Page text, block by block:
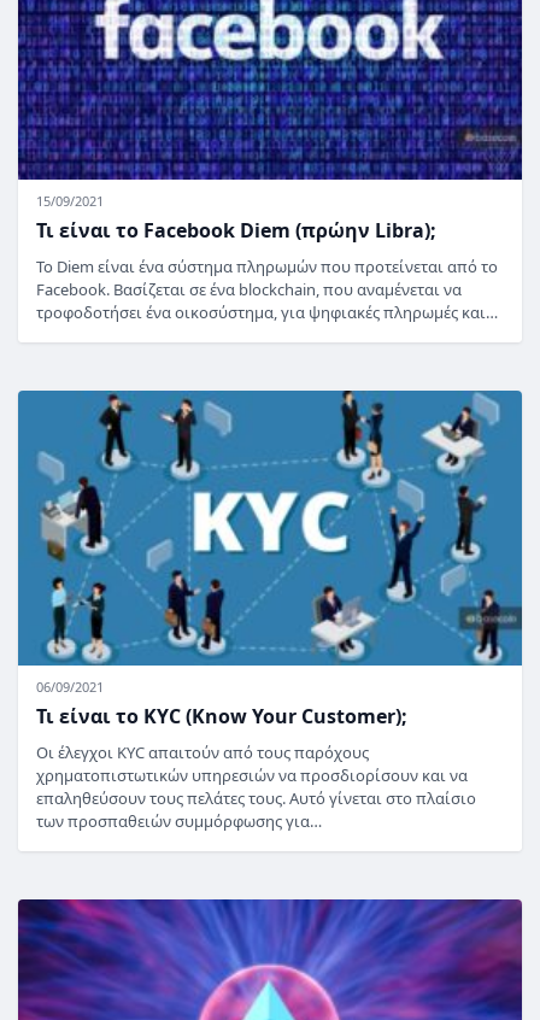
15/09/2021
Τι είναι το Facebook Diem (πρώην Libra);
Το Diem είναι ένα σύστημα πληρωμών που προτείνεται από το
Facebook. Βασίζεται σε ένα blockchain, που αναμένεται να
τροφοδοτήσει ένα οικοσύστημα, για ψηφιακές πληρωμές και…
06/09/2021
Τι είναι το KYC (Know Your Customer);
Οι έλεγχοι KYC απαιτούν από τους παρόχους
χρηματοπιστωτικών υπηρεσιών να προσδιορίσουν και να
επαληθεύσουν τους πελάτες τους. Αυτό γίνεται στο πλαίσιο
των προσπαθειών συμμόρφωσης για…